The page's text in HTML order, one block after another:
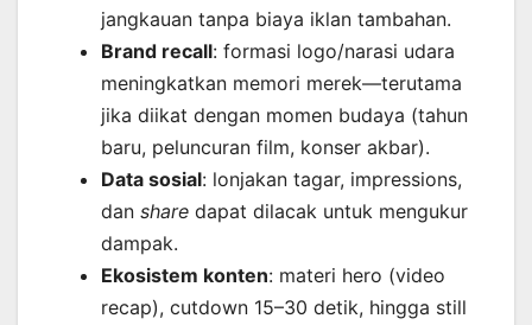
jangkauan tanpa biaya iklan tambahan.
Brand recall: formasi logo/narasi udara
meningkatkan memori merek—terutama
jika diikat dengan momen budaya (tahun
baru, peluncuran film, konser akbar).
Data sosial: lonjakan tagar, impressions,
dan share dapat dilacak untuk mengukur
dampak.
Ekosistem konten: materi hero (video
recap), cutdown 15–30 detik, hingga still